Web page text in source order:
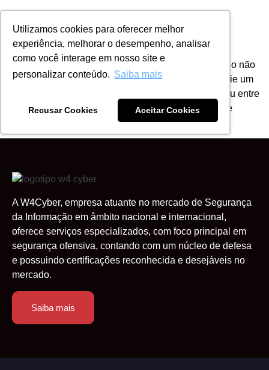
Utilizamos cookies para oferecer melhor
experiência, melhorar o desempenho, analisar
como você interage em nosso site e
personalizar conteúdo. Saiba mais
Recusar Cookies Aceitar Cookies
No menu superior, acessar a opção SUPORTE. Caso não
possua login de acesso a plataforma de suporte, envie um
, solicite seu login ou entre
em contato conosco por telefone durante o horário de
A W4Cyber, empresa atuante no mercado de Segurança
da Informação em âmbito nacional e internacional,
oferece serviços especializados, com foco principal em
segurança ofensiva, contando com um núcleo de defesa
e possuindo certiﬁcações reconhecida e desejáveis no
mercado.
Saiba mais